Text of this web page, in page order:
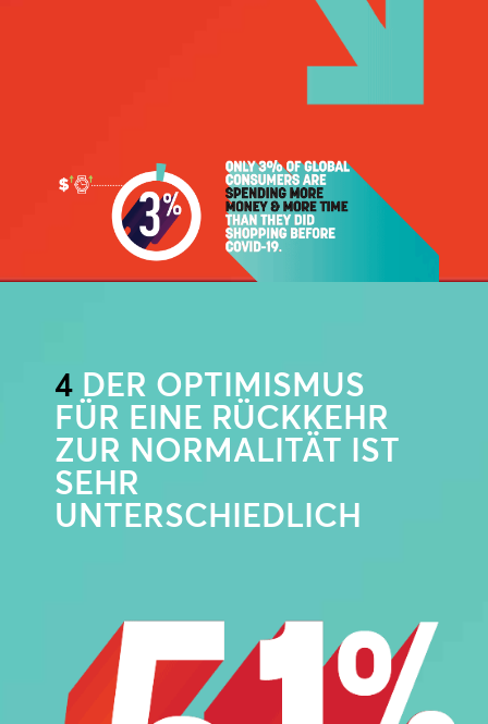
4 DER OPTIMISMUS
FÜR EINE RÜCKKEHR
ZUR NORMALITÄT IST
SEHR
UNTERSCHIEDLICH